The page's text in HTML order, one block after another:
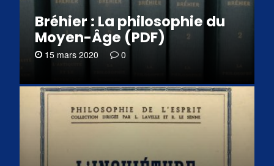
Bréhier : La philosophie du
Moyen-Âge (PDF)
15 mars 2020 0